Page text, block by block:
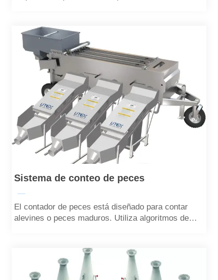
Sistema de conteo de peces
—
El contador de peces está diseñado para contar
alevines o peces maduros. Utiliza algoritmos de
precisión de más del 99%.